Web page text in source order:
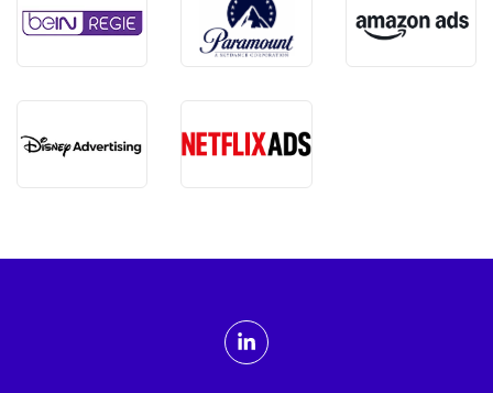
ADMTV sur les réseaux sociaux
Linkedin